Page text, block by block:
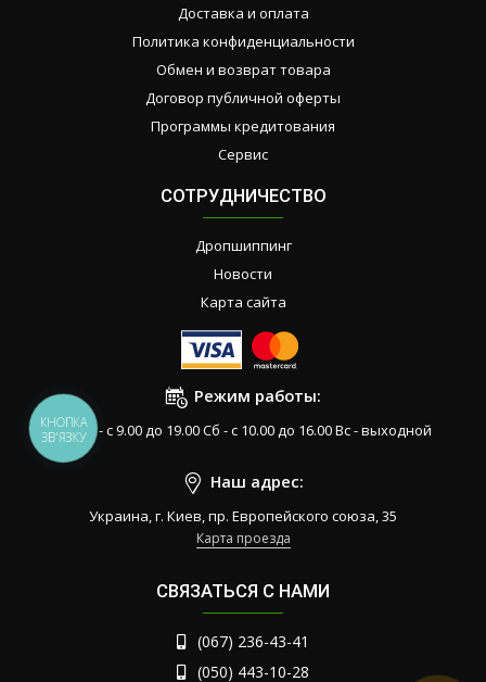
Доставка и оплата
Политика конфиденциальности
Обмен и возврат товара
Договор публичной оферты
Программы кредитования
Сервис
СОТРУДНИЧЕСТВО
Дропшиппинг
Новости
Карта сайта
Режим работы:
Пн-Пт - с 9.00 до 19.00 Сб - с 10.00 до 16.00 Вс - выходной
Наш адрес:
Украина, г. Киев, пр. Европейского союза, 35
Карта проезда
СВЯЗАТЬСЯ С НАМИ
(067) 236-43-41
(050) 443-10-28
КНОПКА
ЗВ'ЯЗКУ